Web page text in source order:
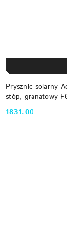
Prysznic solarny
stóp, granatowy
Cena:
1831.00